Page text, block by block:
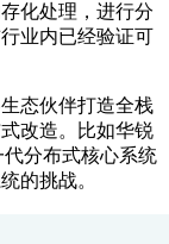
化处理，进行分
业内已经验证可
态伙伴打造全栈
改造。比如华锐
分布式核心系统
的挑战。